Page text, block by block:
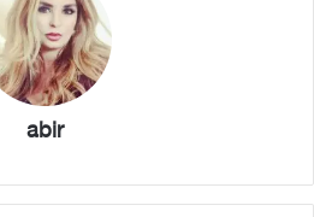
abir